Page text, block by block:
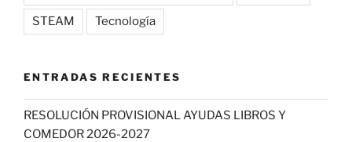
STEAM Tecnología
ENTRADAS RECIENTES
RESOLUCIÓN PROVISIONAL AYUDAS LIBROS Y
COMEDOR 2026-2027